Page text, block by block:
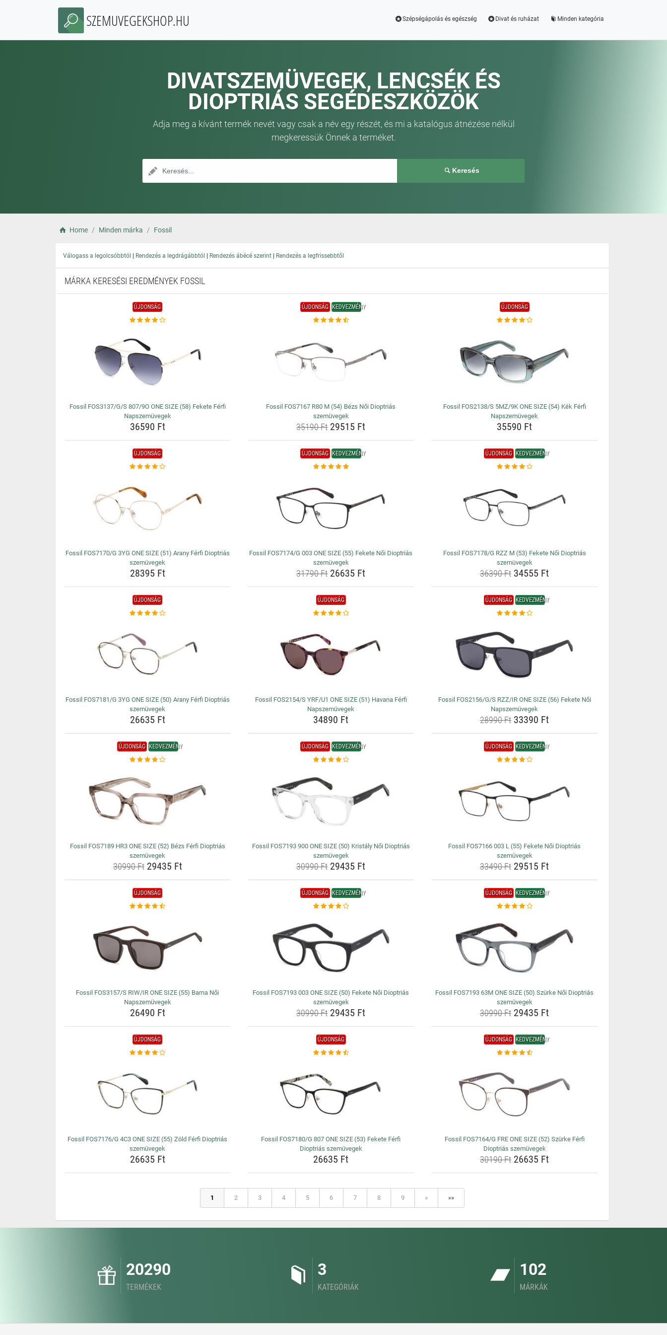
SZEMUVEGEKSHOP.HU Szépségápolás és egészség Divat és ruházat Minden kategória
DIVATSZEMÜVEGEK, LENCSÉK ÉS
DIOPTRIÁS SEGÉDESZKÖZÖK
Adja meg a kívánt termék nevét vagy csak a név egy részét, és mi a katalógus átnézése nélkül
megkeressük Önnek a terméket.
Keresés
Home Minden márka Fossil
Válogass a legolcsóbbtól | Rendezés a legdrágábbtól | Rendezés ábécé szerint | Rendezés a legfrissebbtől
MÁRKA KERESÉSI EREDMÉNYEK FOSSIL
ÚJDONSÁG
Fossil FOS3137/G/S 807/9O ONE SIZE (58) Fekete Férfi
Napszemüvegek
36590 Ft
ÚJDONSÁG KEDVEZMÉNY
Fossil FOS7167 R80 M (54) Bézs Női Dioptriás
szemüvegek
35190 Ft29515 Ft
ÚJDONSÁG
Fossil FOS2138/S 5MZ/9K ONE SIZE (54) Kék Férfi
Napszemüvegek
35590 Ft
ÚJDONSÁG
Fossil FOS7170/G 3YG ONE SIZE (51) Arany Férfi Dioptriás
szemüvegek
28395 Ft
ÚJDONSÁG KEDVEZMÉNY
Fossil FOS7174/G 003 ONE SIZE (55) Fekete Női Dioptriás
szemüvegek
31790 Ft26635 Ft
ÚJDONSÁG KEDVEZMÉNY
Fossil FOS7178/G RZZ M (53) Fekete Női Dioptriás
szemüvegek
36390 Ft 34555 Ft
ÚJDONSÁG
Fossil FOS7181/G 3YG ONE SIZE (50) Arany Férfi Dioptriás
szemüvegek
26635 Ft
ÚJDONSÁG
Fossil FOS2154/S YRF/U1 ONE SIZE (51) Havana Férfi
Napszemüvegek
34890 Ft
ÚJDONSÁG KEDVEZMÉNY
Fossil FOS2156/G/S RZZ/IR ONE SIZE (56) Fekete Női
Napszemüvegek
28990 Ft 33390 Ft
ÚJDONSÁG KEDVEZMÉNY
Fossil FOS7189 HR3 ONE SIZE (52) Bézs Férfi Dioptriás
szemüvegek
30990 Ft29435 Ft
ÚJDONSÁG KEDVEZMÉNY
Fossil FOS7193 900 ONE SIZE (50) Kristály Női Dioptriás
szemüvegek
30990 Ft29435 Ft
ÚJDONSÁG KEDVEZMÉNY
Fossil FOS7166 003 L (55) Fekete Női Dioptriás
szemüvegek
33490 Ft 29515 Ft
ÚJDONSÁG
Fossil FOS3157/S RIW/IR ONE SIZE (55) Barna Női
Napszemüvegek
26490 Ft
ÚJDONSÁG KEDVEZMÉNY
Fossil FOS7193 003 ONE SIZE (50) Fekete Női Dioptriás
szemüvegek
30990 Ft29435 Ft
ÚJDONSÁG KEDVEZMÉNY
Fossil FOS7193 63M ONE SIZE (50) Szürke Női Dioptriás
szemüvegek
30990 Ft 29435 Ft
ÚJDONSÁG
Fossil FOS7176/G 4C3 ONE SIZE (55) Zöld Férfi Dioptriás
szemüvegek
26635 Ft
ÚJDONSÁG
Fossil FOS7180/G 807 ONE SIZE (53) Fekete Férfi
Dioptriás szemüvegek
26635 Ft
ÚJDONSÁG KEDVEZMÉNY
Fossil FOS7164/G FRE ONE SIZE (52) Szürke Férfi
Dioptriás szemüvegek
30190 Ft 26635 Ft
1 2 3 4 5 6 7 8 9 » »»
20290
TERMÉKEK
3
KATEGÓRIÁK
102
MÁRKÁK